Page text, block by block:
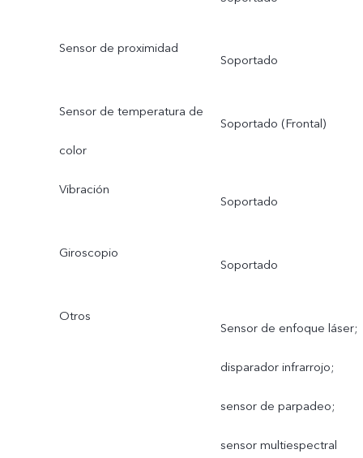
Sensor de proximidad
Soportado
Sensor de temperatura de
color
Soportado (Frontal)
Vibración
Soportado
Giroscopio
Soportado
Otros
Sensor de enfoque láser;
disparador infrarrojo;
sensor de parpadeo;
sensor multiespectral